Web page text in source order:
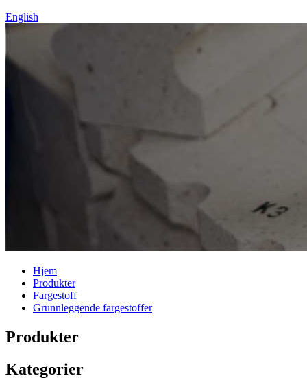
English
Hjem
Produkter
Fargestoff
Grunnleggende fargestoffer
Produkter
Kategorier